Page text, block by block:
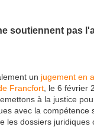
soutiennent pas
un jugement en
Francfort , le 6 février
à la justice
avec la compétence
les dossiers juridiques